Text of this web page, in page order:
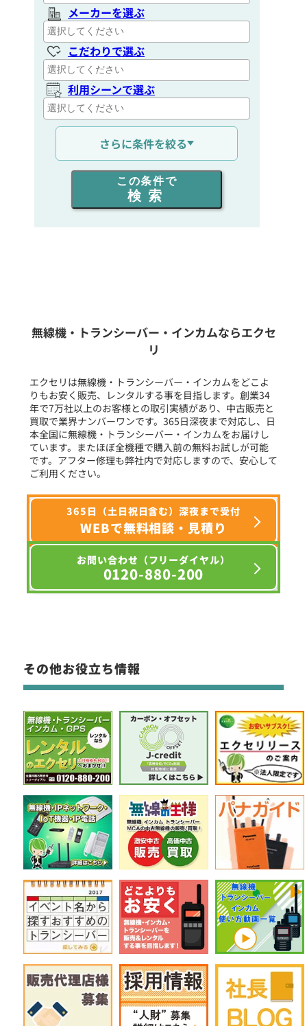
メーカーを選ぶ
こだわりで選ぶ
利用シーンで選ぶ
通信距離を選ぶ
出力を選ぶ
同時通話人数を選ぶ
フリーワード入力(製品名等)
選択条件をリセット
さらに条件を絞る
この条件で
検索
無線機・トランシーバー・インカムならエクセ
リ
エクセリは無線機・トランシーバー・インカムをどこよ
りもお安く販売、レンタルする事を目指します。創業34
年で7万社以上のお客様との取引実績があり、中古販売と
買取で業界ナンバーワンです。365日深夜まで対応し、日
本全国に無線機・トランシーバー・インカムをお届けし
ています。またほぼ全機種で購入前の無料お試しが可能
です。アフター修理も弊社内で対応しますので、安心して
ご利用ください。
365日（土日祝日含む）深夜まで受付
WEBで無料相談・見積り
お問い合わせ（フリーダイヤル）
0120-880-200
その他お役立ち情報